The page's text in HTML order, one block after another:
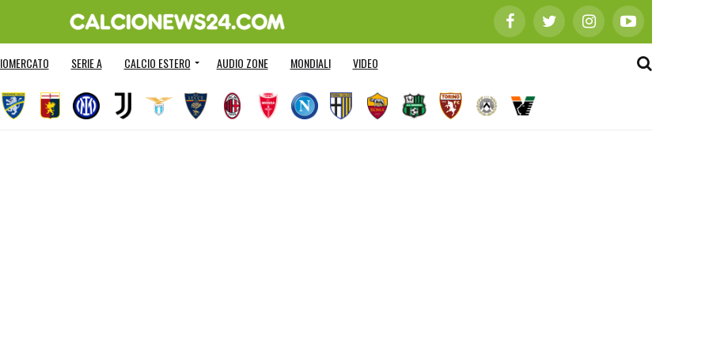
SERIE A CALCIO ESTERO AUDIO ZONE MONDIALI VIDEO